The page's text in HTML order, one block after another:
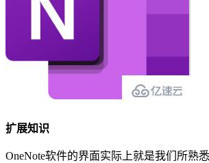
扩展知识
OneNote软件的界面实际上就是我们所熟